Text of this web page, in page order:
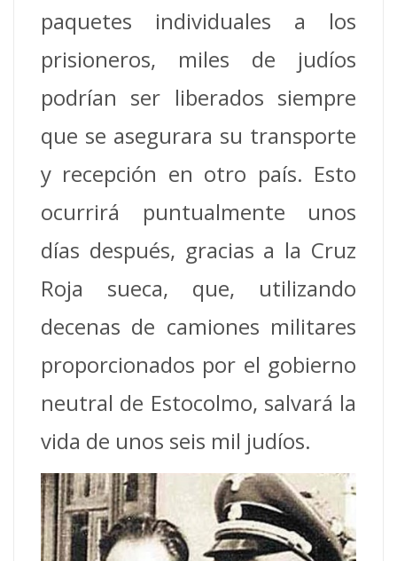
paquetes individuales a los
prisioneros, miles de judíos
podrían ser liberados siempre
que se asegurara su transporte
y recepción en otro país. Esto
ocurrirá puntualmente unos
días después, gracias a la Cruz
Roja sueca, que, utilizando
decenas de camiones militares
proporcionados por el gobierno
neutral de Estocolmo, salvará la
vida de unos seis mil judíos.